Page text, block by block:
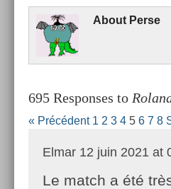
About Perse
695 Responses to
« Précédent 1 2 3 4 5 6 7 8
Elmar 12 juin 2021 at
Le match a été